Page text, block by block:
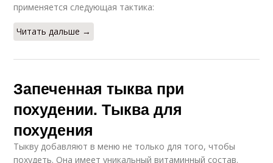
применяется следующая тактика:
Читать дальше →
Запеченная тыква при
похудении. Тыква для
похудения
Тыкву добавляют в меню не только для того, чтобы
похудеть. Она имеет уникальный витаминный состав.